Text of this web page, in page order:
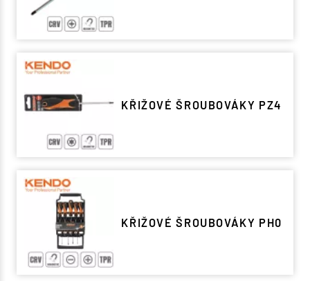
KŘIŽOVÉ ŠROUBOVÁKY PZ4
KŘIŽOVÉ ŠROUBOVÁKY PH0